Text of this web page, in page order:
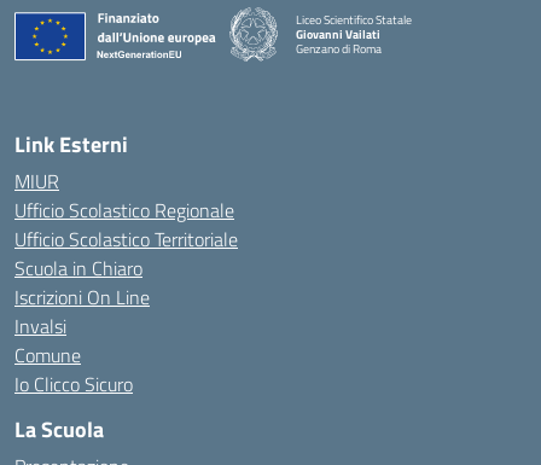
Liceo Scientifico Statale
Giovanni Vailati
Genzano di Roma
Link Esterni
MIUR
Ufficio Scolastico Regionale
Ufficio Scolastico Territoriale
Scuola in Chiaro
Iscrizioni On Line
Invalsi
Comune
Io Clicco Sicuro
La Scuola